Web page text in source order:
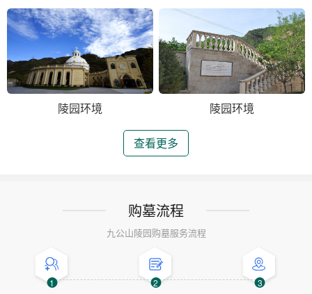
陵园环境 陵园环境
查看更多
购墓流程
九公山陵园购墓服务流程
1 2 3